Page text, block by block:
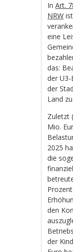
InArt.
NRW
eine
das:
der
der
Land
Zuletzt
Mio.
2025
die
den
der